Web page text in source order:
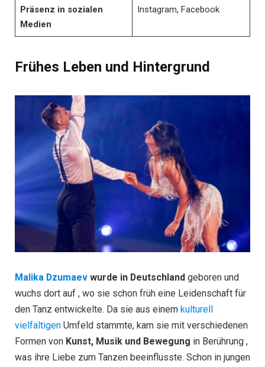
Präsenz in sozialen
Medien
Instagram, Facebook
Frühes Leben und Hintergrund
Malika Dzumaev wurde in Deutschland geboren und
wuchs dort auf , wo sie schon früh eine Leidenschaft für
den Tanz entwickelte. Da sie aus einem kulturell
vielfältigen Umfeld stammte, kam sie mit verschiedenen
Formen von Kunst, Musik und Bewegung in Berührung ,
was ihre Liebe zum Tanzen beeinflusste. Schon in jungen